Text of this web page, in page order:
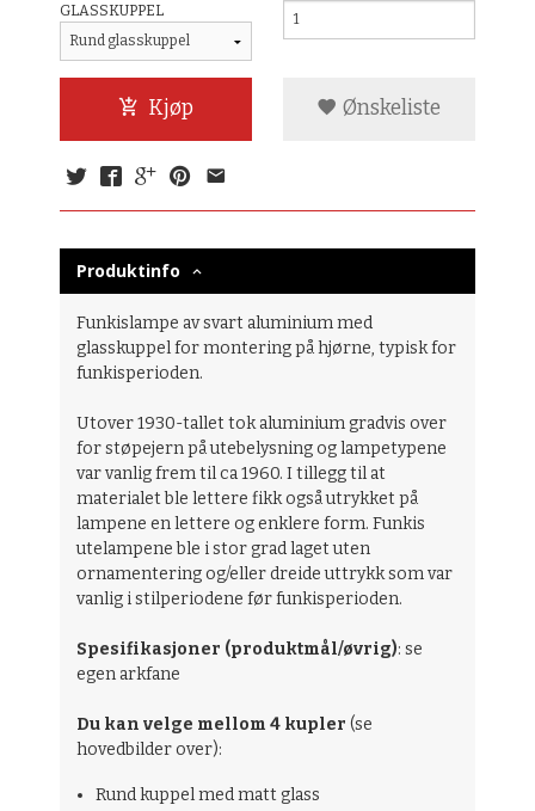
GLASSKUPPEL
Kjøp Ønskeliste
Produktinfo
Funkislampe av svart aluminium med
glasskuppel for montering på hjørne, typisk for
funkisperioden.
Utover 1930-tallet tok aluminium gradvis over
for støpejern på utebelysning og lampetypene
var vanlig frem til ca 1960. I tillegg til at
materialet ble lettere fikk også utrykket på
lampene en lettere og enklere form. Funkis
utelampene ble i stor grad laget uten
ornamentering og/eller dreide uttrykk som var
vanlig i stilperiodene før funkisperioden.
Spesifikasjoner (produktmål/øvrig): se
egen arkfane
Du kan velge mellom 4 kupler (se
hovedbilder over):
Rund kuppel med matt glass